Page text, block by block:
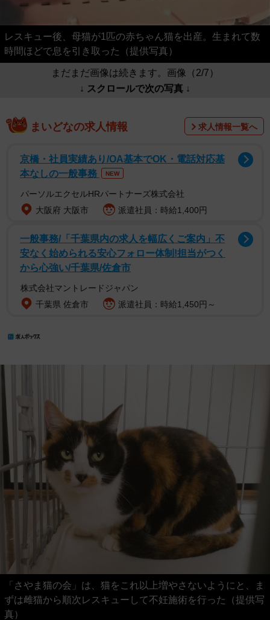
レスキュー後、母猫が1匹の赤ちゃん猫を出産。生まれて数
時間ほどで息を引き取った（提供写真）
まだまだ画像は続きます。画像（2/7）
↓ スクロールで次の写真 ↓
まいどなの求人情報 求人情報一覧へ
京橋・社員実績あり/OA基本でOK・電話対応基
本なしの一般事務
NEW
パーソルエクセルHRパートナーズ株式会社
大阪府 大阪市
派遣社員：時給1,400円
一般事務/「千葉県内の求人を幅広くご案内」不
安なく始められる安心フォロー体制!担当がつく
から心強い/千葉県/佐倉市
株式会社マントレードジャパン
千葉県 佐倉市
派遣社員：時給1,450円～
「さやま猫の会」は、猫をこれ以上増やさないようにと、ま
ずは雌猫から順次レスキューして不妊施術を行った（提供写
真）